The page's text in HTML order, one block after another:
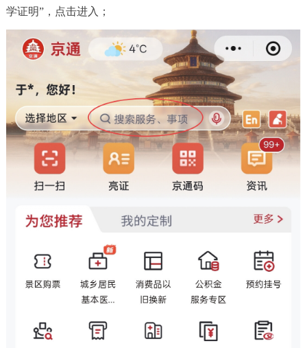
参与调查
走进北京
北京概况 十六区概览 人文北京
绿色北京 图说北京 视频北京
多语种
ENGLISH 日本語
العربية PORTUGUÊS
学证明”，点击进入；